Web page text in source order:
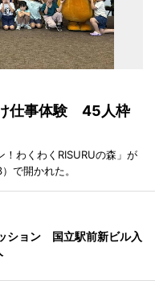
仕事体験 45人枠
わくわくRISURUの森」が
で開かれた。
ション 国立駅前新ビル入